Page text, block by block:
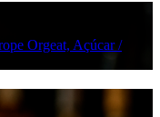
Orgeat, Açúcar /